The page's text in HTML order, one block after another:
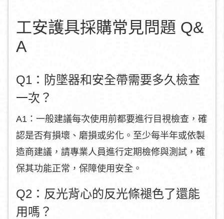
工安護具採購常見問題 Q&
A
Q1：防墜器和安全帶需要多久檢查
一次？
A1：一般建議每次使用前都要進行目視檢查，確
認是否有損壞、磨損或劣化。至少每半年或依製
造商建議，請專業人員進行定期檢修與測試，確
保其功能正常，保障使用安全。
Q2：反光背心的反光條褪色了還能
用嗎？